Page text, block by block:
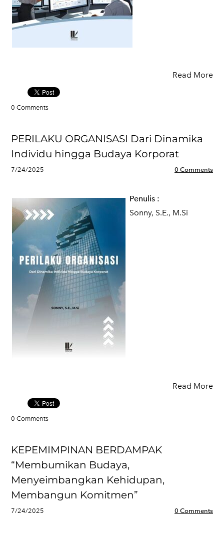
Read More
0 Comments
PERILAKU ORGANISASI Dari Dinamika
Individu hingga Budaya Korporat
7/24/2025 0 Comments
Penulis :
Sonny, S.E., M.Si
Read More
0 Comments
KEPEMIMPINAN BERDAMPAK
“Membumikan Budaya,
Menyeimbangkan Kehidupan,
Membangun Komitmen”
7/24/2025 0 Comments